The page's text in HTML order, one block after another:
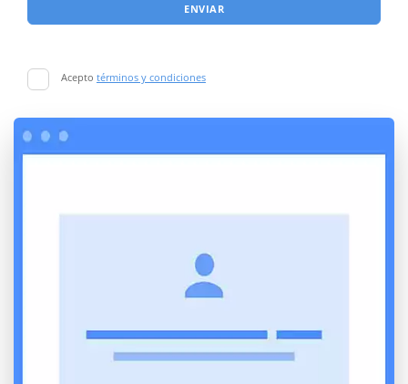
ENVIAR
Acepto términos y condiciones